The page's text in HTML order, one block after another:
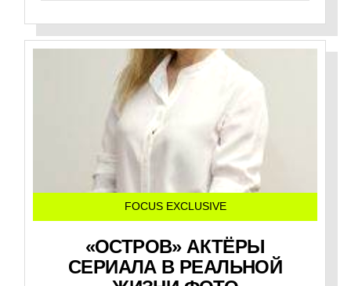
FOCUS EXCLUSIVE
«ОСТРОВ» АКТЁРЫ
СЕРИАЛА В РЕАЛЬНОЙ